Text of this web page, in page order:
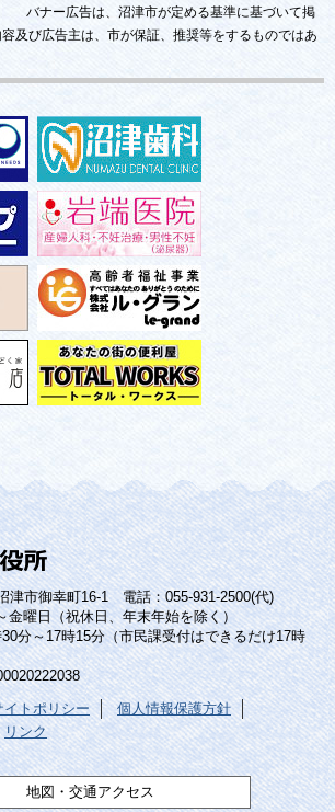
バナー広告は、沼津市が定める基準に基づいて掲
及び広告主は、市が保証、推奨等をするものではあ
津市御幸町16-1 電話：055-931-2500(代)
金曜日（祝休日、年末年始を除く）
分～17時15分（市民課受付はできるだけ17時
イトポリシー
個人情報保護方針
リンク
地図・交通アクセス